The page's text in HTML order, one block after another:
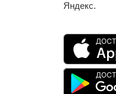
Яндекс.